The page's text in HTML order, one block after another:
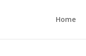
Home